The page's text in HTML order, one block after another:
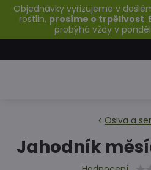
Objednávky vyřizujeme v
rostlin, prosíme o trpělivost.
probýhá vždy v
Osiva a
Jahodník